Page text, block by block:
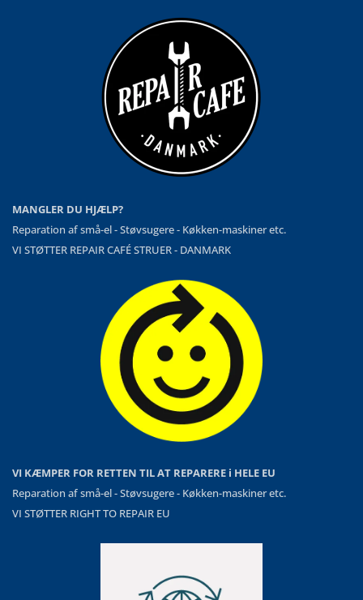
MANGLER DU HJÆLP?
Reparation af små-el - Støvsugere - Køkken-maskiner etc.
VI STØTTER REPAIR CAFÉ STRUER - DANMARK
VI KÆMPER FOR RETTEN TIL AT REPARERE i HELE EU
Reparation af små-el - Støvsugere - Køkken-maskiner etc.
VI STØTTER RIGHT TO REPAIR EU